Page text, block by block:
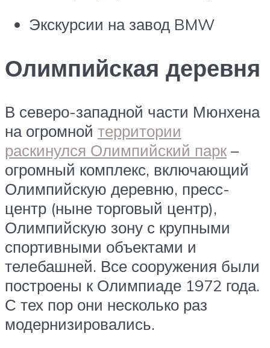
Экскурсии на завод BMW
Олимпийская деревня
В северо-западной части Мюнхена
на огромной территории
раскинулся Олимпийский парк –
огромный комплекс, включающий
Олимпийскую деревню, пресс-
центр (ныне торговый центр),
Олимпийскую зону с крупными
спортивными объектами и
телебашней. Все сооружения были
построены к Олимпиаде 1972 года.
С тех пор они несколько раз
модернизировались.